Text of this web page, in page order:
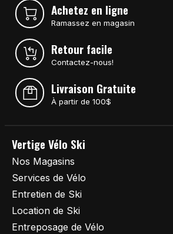
Achetez en ligne
Ramassez en magasin
Retour facile
Contactez-nous!
Livraison Gratuite
À partir de 100$
Vertige Vélo Ski
Nos Magasins
Services de Vélo
Entretien de Ski
Location de Ski
Entreposage de Vélo